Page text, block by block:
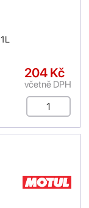
204 Kč
včetně DPH